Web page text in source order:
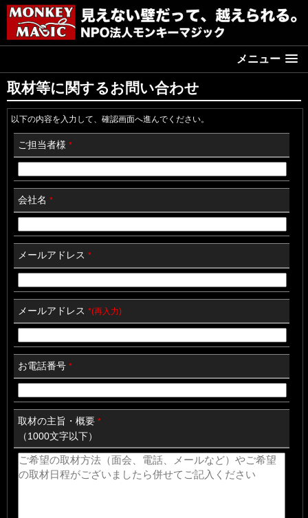
メニュー
取材等に関するお問い合わせ
以下の内容を入力して、確認画面へ進んでください。
ご担当者様*
会社名*
メールアドレス*
メールアドレス*(再入力)
お電話番号*
取材の主旨・概要*
（1000文字以下）